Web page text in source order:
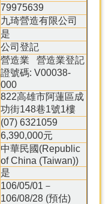
79975639
九琦營造有限公司
是
公司登記
營造業 營造業登記
證號碼: V00038-
000
822高雄市阿蓮區成
功街148巷1號1樓
(07) 6321059
6,390,000元
中華民國(Republic
of China (Taiwan))
是
106/05/01－
106/08/28 (預估)